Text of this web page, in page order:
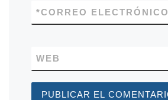
CORREO ELECTRÓNICO
*
WEB